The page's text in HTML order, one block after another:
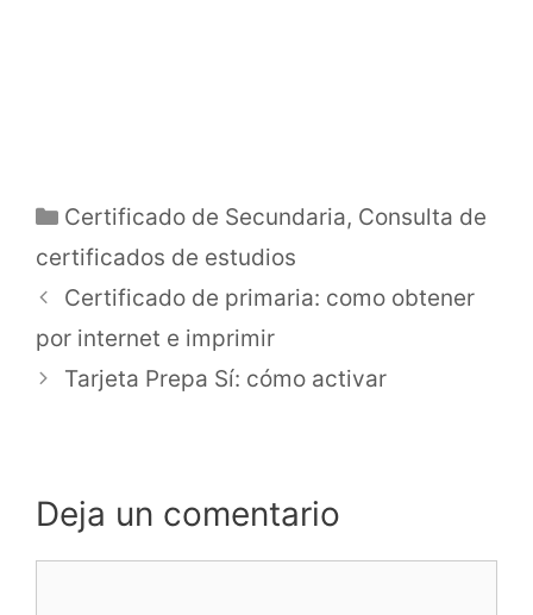
Categorías
Certificado de Secundaria, Consulta de
certificados de estudios
Certificado de primaria: como obtener
por internet e imprimir
Tarjeta Prepa Sí: cómo activar
Deja un comentario